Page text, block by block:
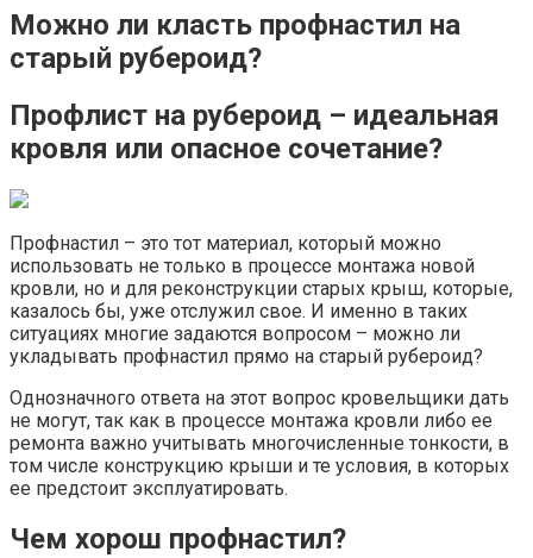
Можно ли класть профнастил на
старый рубероид?
Профлист на рубероид – идеальная
кровля или опасное сочетание?
Профнастил – это тот материал, который можно
использовать не только в процессе монтажа новой
кровли, но и для реконструкции старых крыш, которые,
казалось бы, уже отслужил свое. И именно в таких
ситуациях многие задаются вопросом – можно ли
укладывать профнастил прямо на старый рубероид?
Однозначного ответа на этот вопрос кровельщики дать
не могут, так как в процессе монтажа кровли либо ее
ремонта важно учитывать многочисленные тонкости, в
том числе конструкцию крыши и те условия, в которых
ее предстоит эксплуатировать.
Чем хорош профнастил?